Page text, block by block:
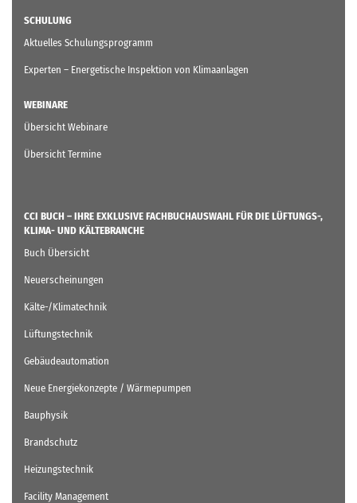
SCHULUNG
Aktuelles Schulungsprogramm
Experten – Energetische Inspektion von Klimaanlagen
WEBINARE
Übersicht Webinare
Übersicht Termine
CCI BUCH – IHRE EXKLUSIVE FACHBUCHAUSWAHL FÜR DIE LÜFTUNGS-,
KLIMA- UND KÄLTEBRANCHE
Buch Übersicht
Neuerscheinungen
Kälte-/Klimatechnik
Lüftungstechnik
Gebäudeautomation
Neue Energiekonzepte / Wärmepumpen
Bauphysik
Brandschutz
Heizungstechnik
Facility Management